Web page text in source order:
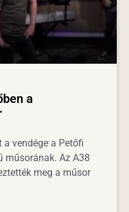
a
a vendége a Petőfi
műsorának. Az A38
meg a műsor